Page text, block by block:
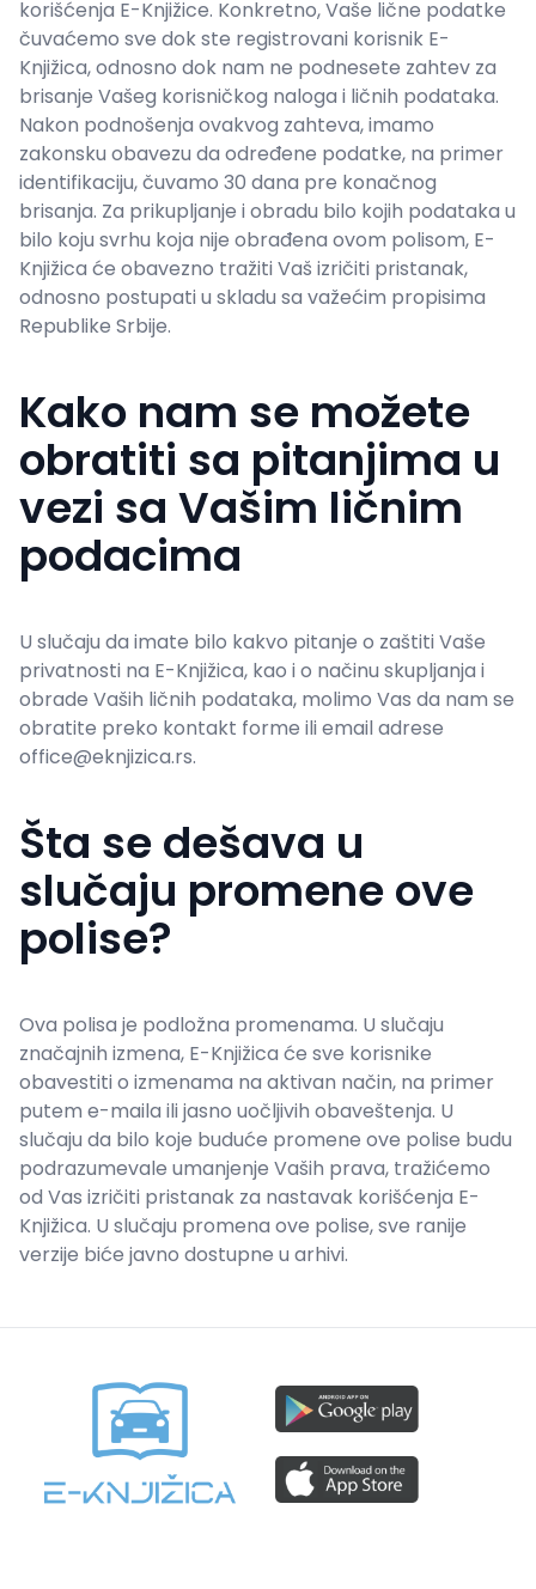
korišćenja E-Knjižice. Konkretno, Vaše lične podatke
čuvaćemo sve dok ste registrovani korisnik E-
Knjižica, odnosno dok nam ne podnesete zahtev za
brisanje Vašeg korisničkog naloga i ličnih podataka.
Nakon podnošenja ovakvog zahteva, imamo
zakonsku obavezu da određene podatke, na primer
identifikaciju, čuvamo 30 dana pre konačnog
brisanja. Za prikupljanje i obradu bilo kojih podataka u
bilo koju svrhu koja nije obrađena ovom polisom, E-
Knjižica će obavezno tražiti Vaš izričiti pristanak,
odnosno postupati u skladu sa važećim propisima
Republike Srbije.
Kako nam se možete
obratiti sa pitanjima u
vezi sa Vašim ličnim
podacima
U slučaju da imate bilo kakvo pitanje o zaštiti Vaše
privatnosti na E-Knjižica, kao i o načinu skupljanja i
obrade Vaših ličnih podataka, molimo Vas da nam se
obratite preko kontakt forme ili email adrese
office@eknjizica.rs.
Šta se dešava u
slučaju promene ove
polise?
Ova polisa je podložna promenama. U slučaju
značajnih izmena, E-Knjižica će sve korisnike
obavestiti o izmenama na aktivan način, na primer
putem e-maila ili jasno uočljivih obaveštenja. U
slučaju da bilo koje buduće promene ove polise budu
podrazumevale umanjenje Vaših prava, tražićemo
od Vas izričiti pristanak za nastavak korišćenja E-
Knjižica. U slučaju promena ove polise, sve ranije
verzije biće javno dostupne u arhivi.